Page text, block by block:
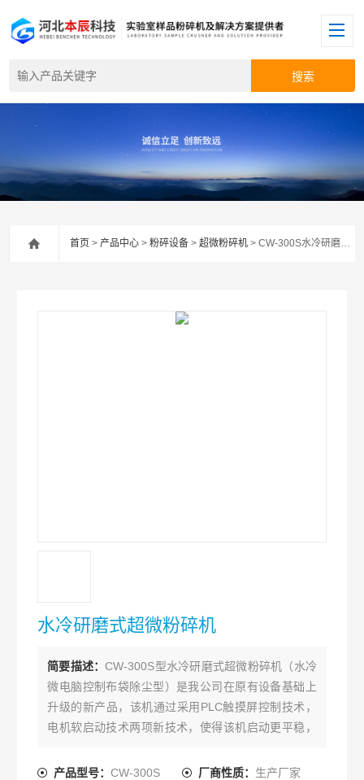
首页 >产品中心 >粉碎设备 >超微粉碎机 > CW-300S水冷研磨式超微粉碎机
水冷研磨式超微粉碎机
简要描述：CW-300S型水冷研磨式超微粉碎机（水冷
微电脑控制布袋除尘型）是我公司在原有设备基础上
升级的新产品，该机通过采用PLC触摸屏控制技术，
电机软启动技术两项新技术，使得该机启动更平稳，
产品型号：CW-300S 厂商性质： 生产厂家